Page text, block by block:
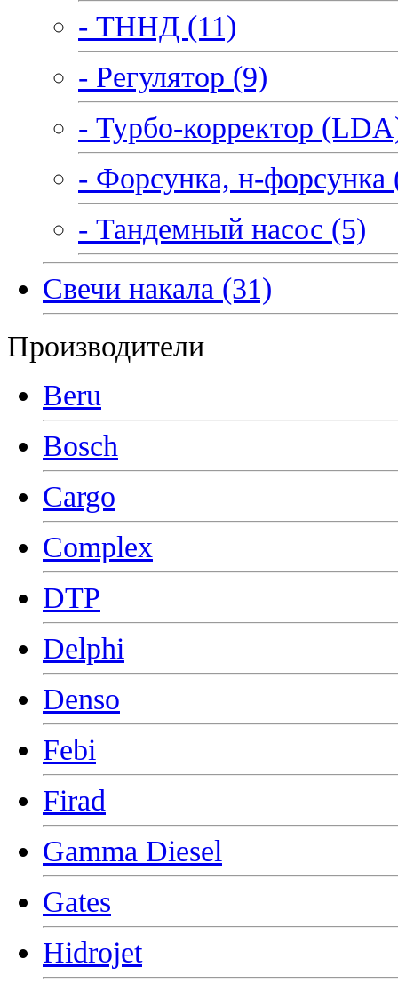
- ТННД (11)
- Регулятор (9)
- Турбо-корректор
- Форсунка, н-форсунка
- Тандемный насос (5)
Свечи накала (31)
Производители
Beru
Bosch
Cargo
Complex
DTP
Delphi
Denso
Febi
Firad
Gamma Diesel
Gates
Hidrojet